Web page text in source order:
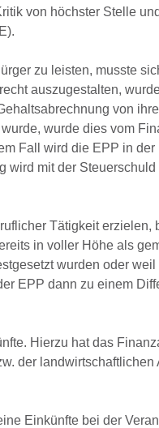
von höchster Stelle
zu leisten, musste
auszugestalten,
von
wurde dies vom
Fall wird die EPP in der
wird mit der
Tätigkeit erzielen,
in voller Höhe als
wurden oder
EPP dann zu einem
Hierzu hat das
der landwirtschaftlichen
Einkünfte bei der